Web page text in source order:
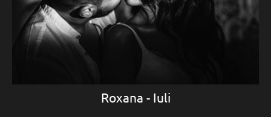
Roxana - Iuli